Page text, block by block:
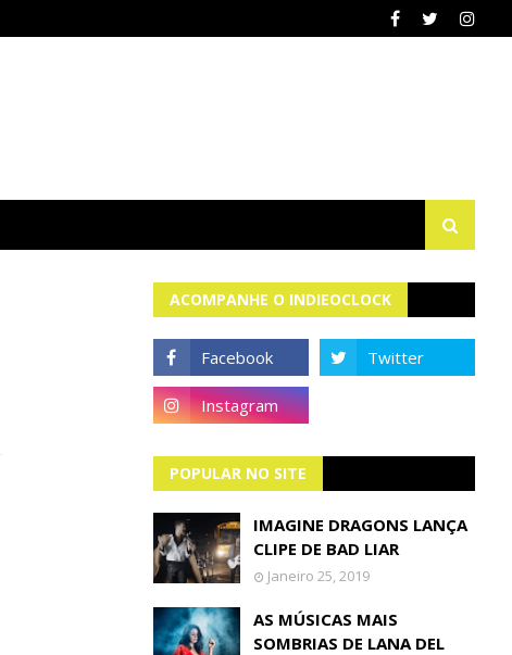
ACOMPANHE O INDIEOCLOCK
POPULAR NO SITE
IMAGINE DRAGONS LANÇA
CLIPE DE BAD LIAR
Janeiro 25, 2019
AS MÚSICAS MAIS
SOMBRIAS DE LANA DEL